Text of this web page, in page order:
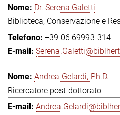
Dr. Serena Galetti
Biblioteca, Conservazione e
+39 06 69993-314
Andrea Gelardi, Ph.D.
Ricercatore post-dottorato